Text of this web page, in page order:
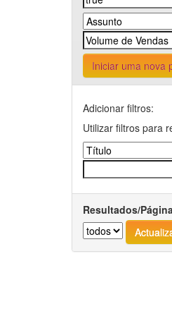
Iniciar uma nova
Adicionar filtros:
Utilizar filtros para
Resultados/